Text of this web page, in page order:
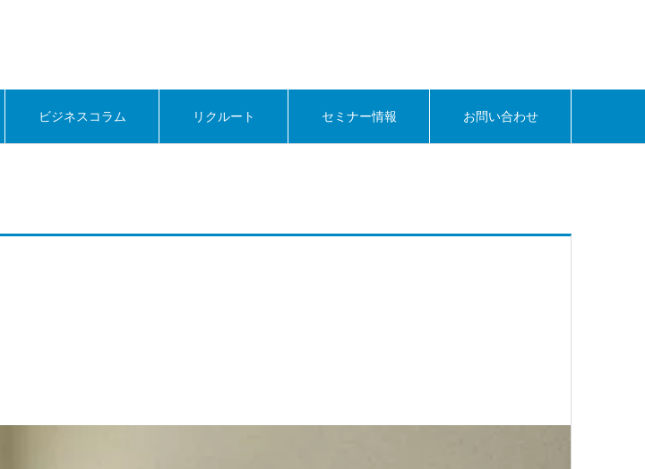
ビジネスコラム リクルート セミナー情報 お問い合わせ